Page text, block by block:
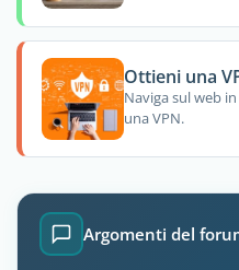
Ottieni una
Naviga sul web
una VPN.
Argomenti del